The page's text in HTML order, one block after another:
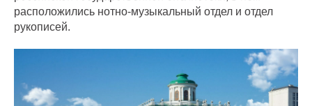
расположились нотно-музыкальный отдел и отдел
рукописей.